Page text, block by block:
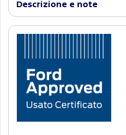
Descrizione e note